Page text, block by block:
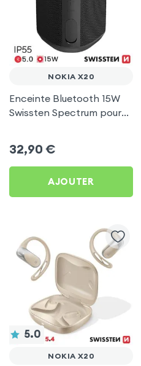
NOKIA X20
Enceinte Bluetooth 15W
Swissten Spectrum pour
32,90 €
AJOUTER
5.0
NOKIA X20